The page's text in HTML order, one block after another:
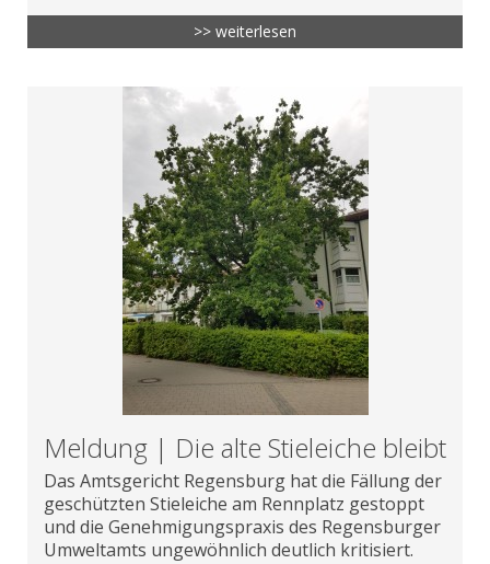
>> weiterlesen
Meldung | Die alte Stieleiche bleibt
Das Amtsgericht Regensburg hat die Fällung der
geschützten Stieleiche am Rennplatz gestoppt
und die Genehmigungspraxis des Regensburger
Umweltamts ungewöhnlich deutlich kritisiert.